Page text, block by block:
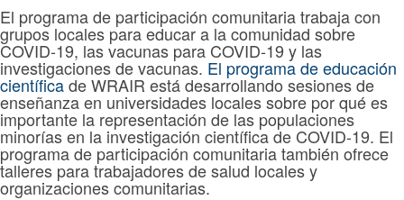
El programa de participación comunitaria trabaja con
grupos locales para educar a la comunidad sobre
COVID-19, las vacunas para COVID-19 y las
investigaciones de vacunas. El programa de educación
científicade WRAIR está desarrollando sesiones de
enseñanza en universidades locales sobre por qué es
importante la representación de las populaciones
minorías en la investigación científica de COVID-19. El
programa de participación comunitaria también ofrece
talleres para trabajadores de salud locales y
organizaciones comunitarias.